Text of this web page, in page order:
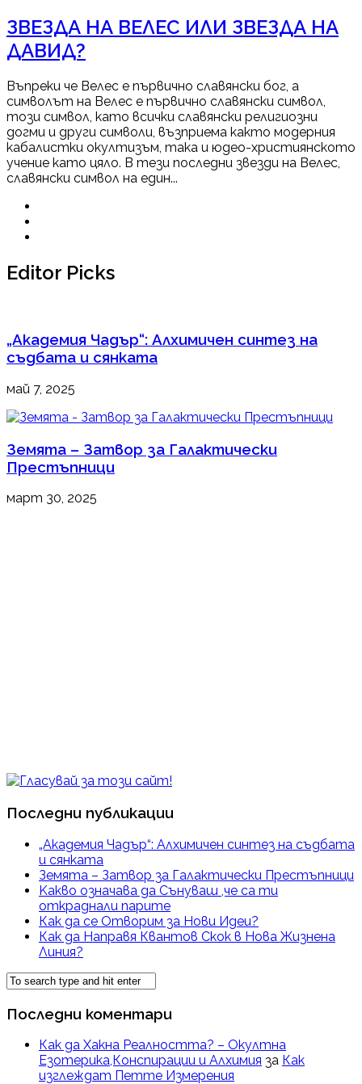
ЗВЕЗДА НА ВЕЛЕС ИЛИ ЗВЕЗДА НА
ДАВИД?
Въпреки че Велес е първично славянски бог, а
символът на Велес е първично славянски символ,
този символ, като всички славянски религиозни
догми и други символи, възприема както модерния
кабалистки окултизъм, така и юдео-християнското
учение като цяло. В тези последни звезди на Велес,
славянски символ на един...
Editor Picks
„Академия Чадър“: Алхимичен синтез на
съдбата и сянката
май 7, 2025
Земята – Затвор за Галактически
Престъпници
март 30, 2025
Последни публикации
„Академия Чадър“: Алхимичен синтез на съдбата
и сянката
Земята – Затвор за Галактически Престъпници
Kакво означава да Сънуваш ,че са ти
откраднали парите
Как да се Отворим за Нови Идеи?
Как да Направя Квантов Скок в Нова Жизнена
Линия?
Последни коментари
Как да Хакна Реалността? – Окултна
Езотерика,Конспирации и Алхимия за Как
изглеждат Петте Измерения